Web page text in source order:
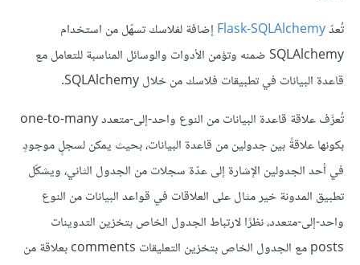
تُعدّFlask-SQLAlchemy إضافة لفلاسك تسهّل من استخدام
SQLAlchemy ضمنه وتؤمن الأدوات والوسائل المناسبة للتعامل مع
قاعدة البيانات في تطبيقات فلاسك من خلال SQLAlchemy.
تُعرَّف علاقة قاعدة البيانات من النوع واحد-إلى-متعدد one-to-many
بكونها علاقةً بين جدولين من قاعدة البيانات، بحيث يمكن لسجلٍ موجودٍ
في أحد الجدولين الإشارة إلى عدّة سجلات من الجدول الثاني، ويشكّل
تطبيق المدونة خير مثال على العلاقات في قواعد البيانات من النوع
واحد-إلى-متعدد، نظرًا لارتباط الجدول الخاص بتخزين التدوينات
posts مع الجدول الخاص بتخزين التعليقات comments بعلاقة من